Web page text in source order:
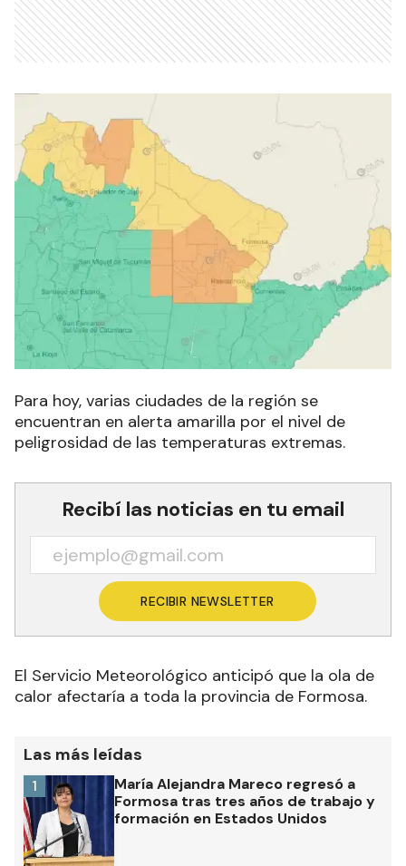
Para hoy, varias ciudades de la región se
encuentran en alerta amarilla por el nivel de
peligrosidad de las temperaturas extremas.
Recibí las noticias en tu email
RECIBIR NEWSLETTER
El Servicio Meteorológico anticipó que la ola de
calor afectaría a toda la provincia de Formosa.
Las más leídas
María Alejandra Mareco regresó a
Formosa tras tres años de trabajo y
formación en Estados Unidos
1